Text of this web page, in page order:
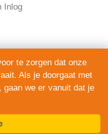
Inlog
is onderdeel van
| KVK 90914872
te zorgen dat onze
Als je doorgaat met
gaan we er vanuit dat je